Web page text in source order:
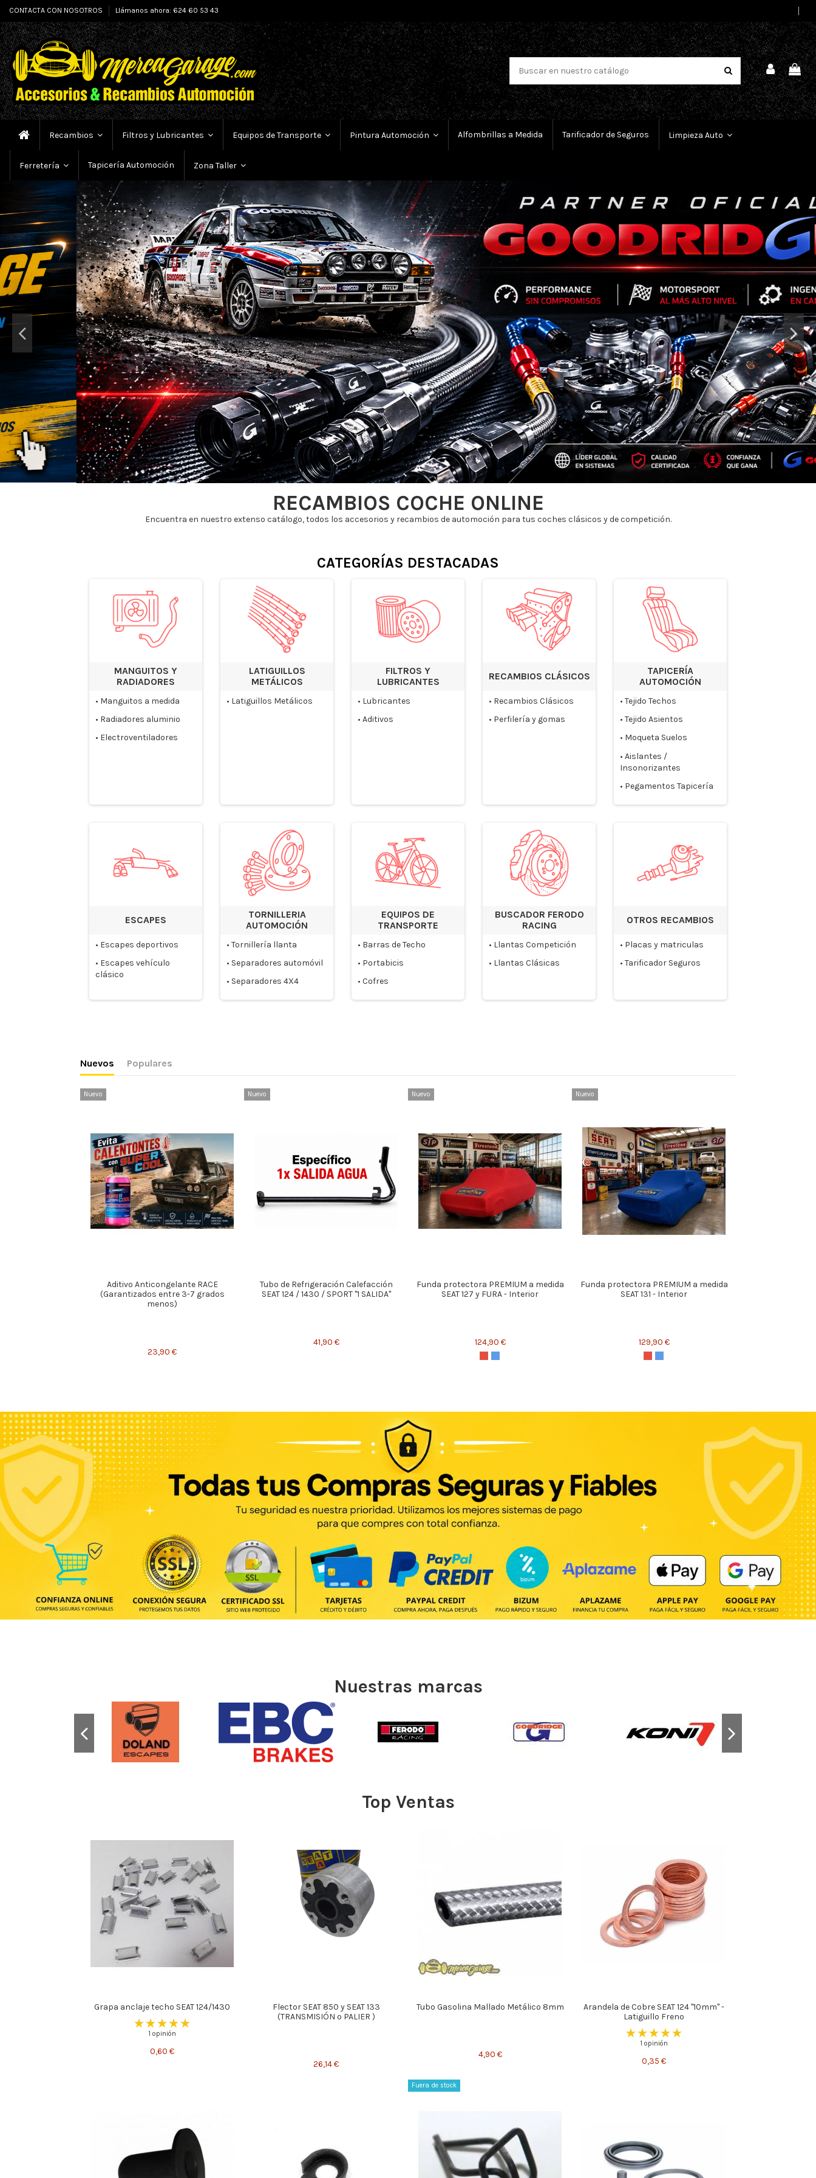
CONTACTA CON NOSOTROS Llámanos ahora: 624 60 53 43
Recambios Filtros y Lubricantes Equipos de Transporte Pintura Automoción Alfombrillas a Medida Tarificador de Seguros Limpieza Auto
Ferretería Tapicería Automoción Zona Taller
RECAMBIOS COCHE ONLINE
Encuentra en nuestro extenso catálogo, todos los accesorios y recambios de automoción para tus coches clásicos y de competición.
CATEGORÍAS DESTACADAS
MANGUITOS Y
RADIADORES
• Manguitos a medida
• Radiadores aluminio
• Electroventiladores
LATIGUILLOS
METÁLICOS
• Latiguillos Metálicos
FILTROS Y
LUBRICANTES
• Lubricantes
• Aditivos
RECAMBIOS CLÁSICOS
• Recambios Clásicos
• Perfilería y gomas
TAPICERÍA
AUTOMOCIÓN
• Tejido Techos
• Tejido Asientos
• Moqueta Suelos
• Aislantes /
Insonorizantes
• Pegamentos Tapicería
ESCAPES
• Escapes deportivos
• Escapes vehículo
clásico
TORNILLERIA
AUTOMOCIÓN
• Tornillería llanta
• Separadores automóvil
• Separadores 4X4
EQUIPOS DE
TRANSPORTE
• Barras de Techo
• Portabicis
• Cofres
BUSCADOR FERODO
RACING
• Llantas Competición
• Llantas Clásicas
OTROS RECAMBIOS
• Placas y matriculas
• Tarificador Seguros
Nuevos Populares
Nuevo
Aditivo Anticongelante RACE
(Garantizados entre 3-7 grados
menos)
23,90 €
Nuevo
Tubo de Refrigeración Calefacción
SEAT 124 / 1430 / SPORT "1 SALIDA"
41,90 €
Nuevo
Funda protectora PREMIUM a medida
SEAT 127 y FURA - Interior
124,90 €
Nuevo
Funda protectora PREMIUM a medida
SEAT 131 - Interior
129,90 €
Nuestras marcas
Top Ventas
Grapa anclaje techo SEAT 124/1430
1 opinión
0,60 €
Flector SEAT 850 y SEAT 133
(TRANSMISIÓN o PALIER )
26,14 €
Tubo Gasolina Mallado Metálico 8mm
4,90 €
Arandela de Cobre SEAT 124 "10mm" -
Latiguillo Freno
1 opinión
0,35 €
Fuera de stock